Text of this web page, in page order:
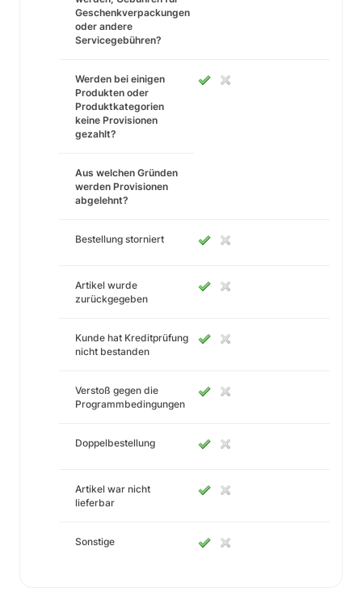
Geschenkverpackungen
oder andere
Servicegebühren?
Werden bei einigen
Produkten oder
Produktkategorien
keine Provisionen
gezahlt?
Aus welchen Gründen
werden Provisionen
abgelehnt?
Bestellung storniert
Artikel wurde
zurückgegeben
Kunde hat Kreditprüfung
nicht bestanden
Verstoß gegen die
Programmbedingungen
Doppelbestellung
Artikel war nicht
lieferbar
Sonstige